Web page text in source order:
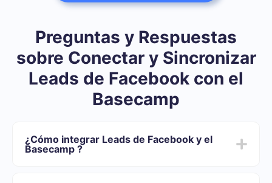
Preguntas y Respuestas
sobre Conectar y Sincronizar
Leads de Facebook con el
Basecamp
¿Cómo integrar Leads de Facebook y el
Basecamp ?